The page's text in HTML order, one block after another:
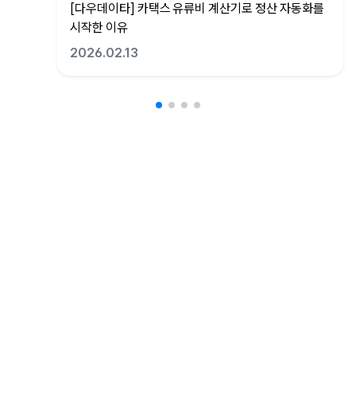
[다우데이타] 카택스 유류비 계산기로 정산 자동화를
시작한 이유
2026.02.13